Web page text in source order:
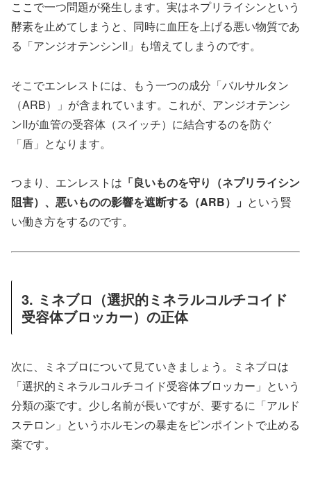
ここで一つ問題が発生します。実はネプリライシンという
酵素を止めてしまうと、同時に血圧を上げる悪い物質であ
る「アンジオテンシンII」も増えてしまうのです。
そこでエンレストには、もう一つの成分「バルサルタン
（ARB）」が含まれています。これが、アンジオテンシ
ンIIが血管の受容体（スイッチ）に結合するのを防ぐ
「盾」となります。
つまり、エンレストは 「良いものを守り（ネプリライシン
阻害）、悪いものの影響を遮断する（ARB）」 という賢
い働き方をするのです。
3. ミネブロ（選択的ミネラルコルチコイド
受容体ブロッカー）の正体
次に、ミネブロについて見ていきましょう。ミネブロは
「選択的ミネラルコルチコイド受容体ブロッカー」という
分類の薬です。少し名前が長いですが、要するに「アルド
ステロン」というホルモンの暴走をピンポイントで止める
薬です。